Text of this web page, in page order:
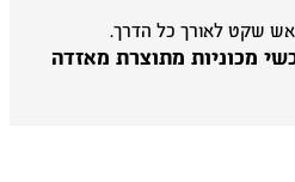
שקט לאורך כל הדרך.
מכוניות מתוצרת מאזדה